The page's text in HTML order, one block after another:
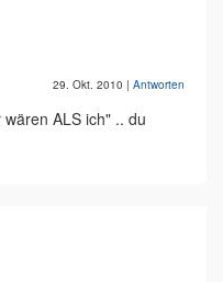
29. Okt. 2010 | Antworten
ALS ich" .. du